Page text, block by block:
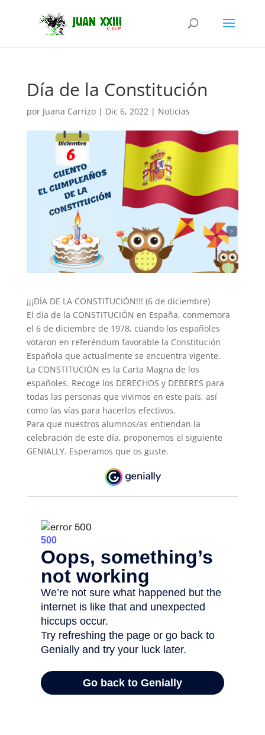
Día de la Constitución
por Juana Carrizo| Dic 6, 2022| Noticias
¡¡¡DÍA DE LA CONSTITUCIÓN!!! (6 de diciembre)
El día de la CONSTITUCIÓN en España, conmemora
el 6 de diciembre de 1978, cuando los españoles
votaron en referéndum favorable la Constitución
Española que actualmente se encuentra vigente.
La CONSTITUCIÓN es la Carta Magna de los
españoles. Recoge los DERECHOS y DEBERES para
todas las personas que vivimos en este país, así
como las vías para hacerlos efectivos.
Para que nuestros alumnos/as entiendan la
celebración de este día, proponemos el siguiente
GENIALLY. Esperamos que os guste.